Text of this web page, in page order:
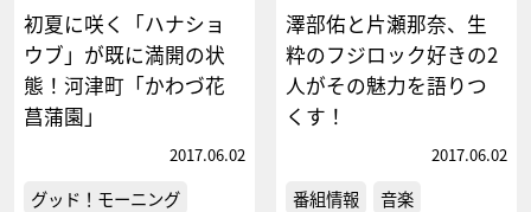
初夏に咲く「ハナショ
ウブ」が既に満開の状
態！河津町「かわづ花
菖蒲園」
2017.06.02
グッド！モーニング
澤部佑と片瀬那奈、生
粋のフジロック好きの2
人がその魅力を語りつ
くす！
2017.06.02
番組情報 音楽